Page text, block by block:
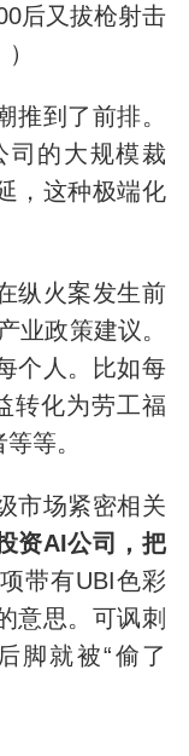
后又拔枪射击
推到了前排。
司的大规模裁
，这种极端化
纵火案发生前
业政策建议。
个人。比如每
转化为劳工福
等。
市场紧密相关
资AI公司，把
带有UBI色彩
意思。可讽刺
脚就被“偷了